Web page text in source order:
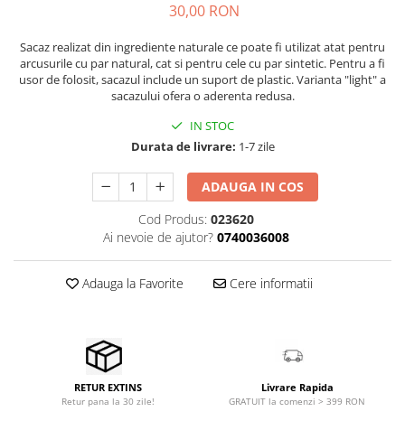
Stabilizatoare de tensiune UPS si
Power Conditioner
Unelte Audio
Microfoane
Capsule de microfon
Microfoane de broadcast
Microfoane de instrumente
Microfoane de masurare si
Microfoane de studio
Microfoane lavaliera si headset
Microfoane podcast, USB, iOS /
Microfoane pt Camere Video
30,00 RON
Sacaz realizat din ingrediente naturale ce poate fi utilizat atat pentru
arcusurile cu par natural, cat si pentru cele cu par sintetic. Pentru a fi
usor de folosit, sacazul include un suport de plastic. Varianta "light" a
sacazului ofera o aderenta redusa.
IN STOC
Durata de livrare: 1-7 zile
ADAUGA IN COS
Cod Produs: 023620
Ai nevoie de ajutor? 0740036008
Adauga la Favorite Cere informatii
RETUR EXTINS
Retur pana la 30 zile!
Livrare Rapida
GRATUIT la comenzi > 399 RON